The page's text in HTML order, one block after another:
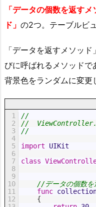
「データの個数を返すメ
ド」 の2つ。テーブルビ
「データを返すメソッ
びに呼ばれるメソッド
背景色をランダムに変更
1
2
3
4
5
6
7
8
9
10
11
12
//
//
//
import
UIKit
class
//データの個数を
func
{